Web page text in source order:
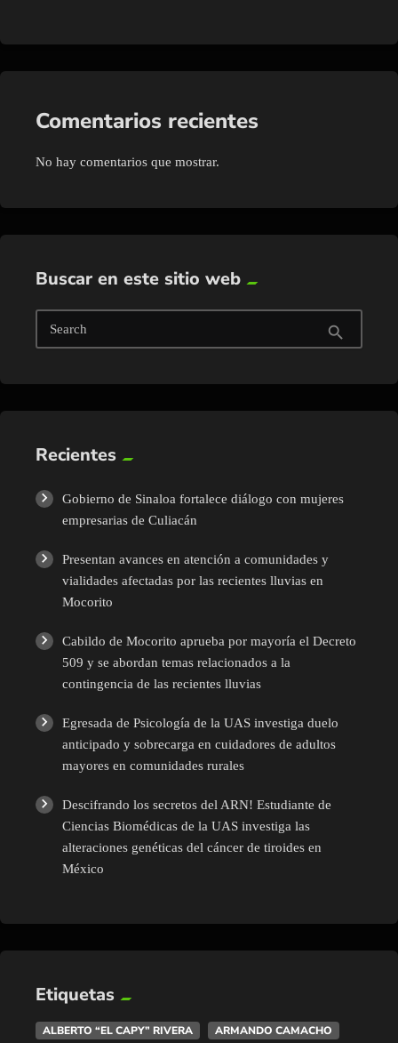
Comentarios recientes
No hay comentarios que mostrar.
Buscar en este sitio web
Search search
Recientes
Gobierno de Sinaloa fortalece diálogo con mujeres
empresarias de Culiacán
Presentan avances en atención a comunidades y
vialidades afectadas por las recientes lluvias en
Mocorito
Cabildo de Mocorito aprueba por mayoría el Decreto
509 y se abordan temas relacionados a la
contingencia de las recientes lluvias
Egresada de Psicología de la UAS investiga duelo
anticipado y sobrecarga en cuidadores de adultos
mayores en comunidades rurales
Descifrando los secretos del ARN! Estudiante de
Ciencias Biomédicas de la UAS investiga las
alteraciones genéticas del cáncer de tiroides en
México
Etiquetas
ALBERTO “EL CAPY” RIVERA
ARMANDO CAMACHO